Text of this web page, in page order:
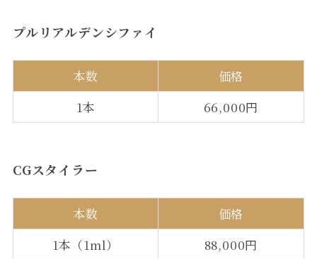
プルリアルデンシファイ
本数
価格
1本
66,000円
CGスタイラー
本数
価格
1本（1ml）
88,000円